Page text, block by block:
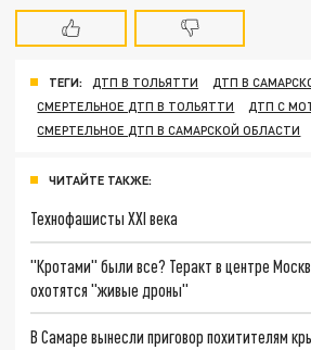
ТЕГИ: ДТП В ТОЛЬЯТТИ
ДТП В
СМЕРТЕЛЬНОЕ ДТП В ТОЛЬЯТТИ
ДТП С
СМЕРТЕЛЬНОЕ ДТП В САМАРСКОЙ ОБЛАСТИ
ЧИТАЙТЕ ТАКЖЕ:
Технофашисты XXI века
"Кротами" были все? Теракт в центре
охотятся "живые дроны"
В Самаре вынесли приговор похитителям